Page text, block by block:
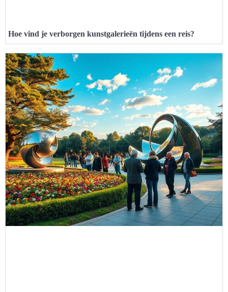
Hoe vind je verborgen kunstgalerieën tijdens een reis?